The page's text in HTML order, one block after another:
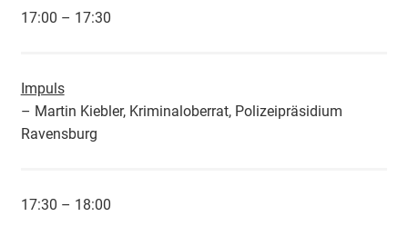
17:00 – 17:30
Impuls
– Martin Kiebler, Kriminaloberrat, Polizeipräsidium
Ravensburg
17:30 – 18:00